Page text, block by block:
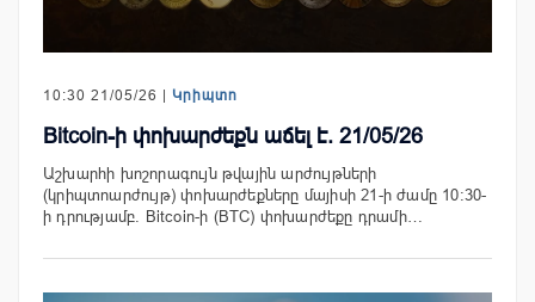
10:30 21/05/26 | Կրիպտո
Bitcoin-ի փոխարժեքն աճել է. 21/05/26
Աշխարհի խոշորագույն թվային արժույթների
(կրիպտոարժույթ) փոխարժեքները մայիսի 21-ի ժամը 10:30-
ի դրությամբ. Bitcoin-ի (BTC) փոխարժեքը դրամի…